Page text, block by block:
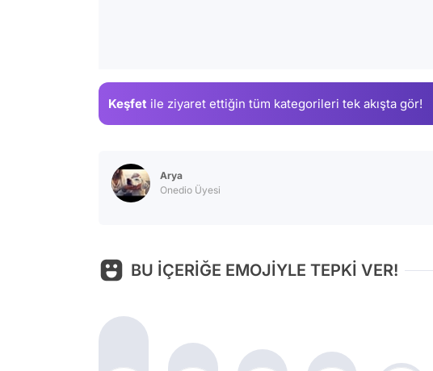
Keşfet ile ziyaret ettiğin tüm kategorileri tek akışta gör!
Arya
Onedio Üyesi
BU İÇERİĞE EMOJİYLE TEPKİ VER!